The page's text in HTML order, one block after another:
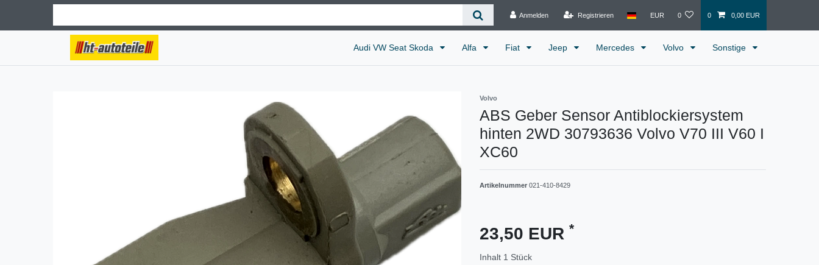
Anmelden Registrieren EUR 0 0 0,00 EUR
Audi VW Seat Skoda Alfa Fiat Jeep Mercedes Volvo Sonstige
Volvo
ABS Geber Sensor Antiblockiersystem
hinten 2WD 30793636 Volvo V70 III V60 I
XC60
Artikelnummer 021-410-8429
23,50 EUR *
Inhalt 1 Stück